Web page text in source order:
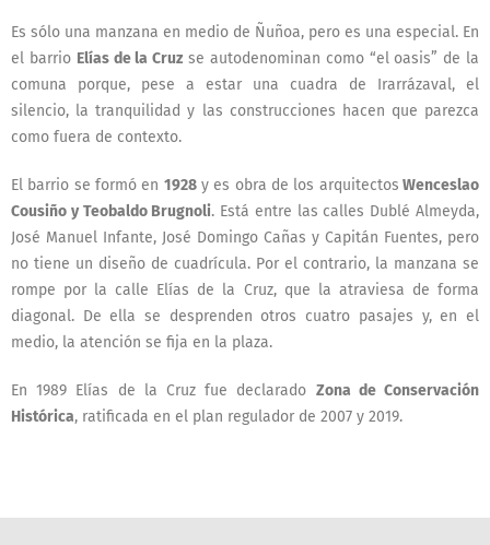
Es sólo una manzana en medio de Ñuñoa, pero es una especial. En
el barrio Elías de la Cruz se autodenominan como “el oasis” de la
comuna porque, pese a estar una cuadra de Irarrázaval, el
silencio, la tranquilidad y las construcciones hacen que parezca
como fuera de contexto.
El barrio se formó en 1928y es obra de los arquitectos Wenceslao
Cousiño y Teobaldo Brugnoli. Está entre las calles Dublé Almeyda,
José Manuel Infante, José Domingo Cañas y Capitán Fuentes, pero
no tiene un diseño de cuadrícula. Por el contrario, la manzana se
rompe por la calle Elías de la Cruz, que la atraviesa de forma
diagonal. De ella se desprenden otros cuatro pasajes y, en el
medio, la atención se fija en la plaza.
En 1989 Elías de la Cruz fue declarado Zona de Conservación
Histórica, ratificada en el plan regulador de 2007 y 2019.